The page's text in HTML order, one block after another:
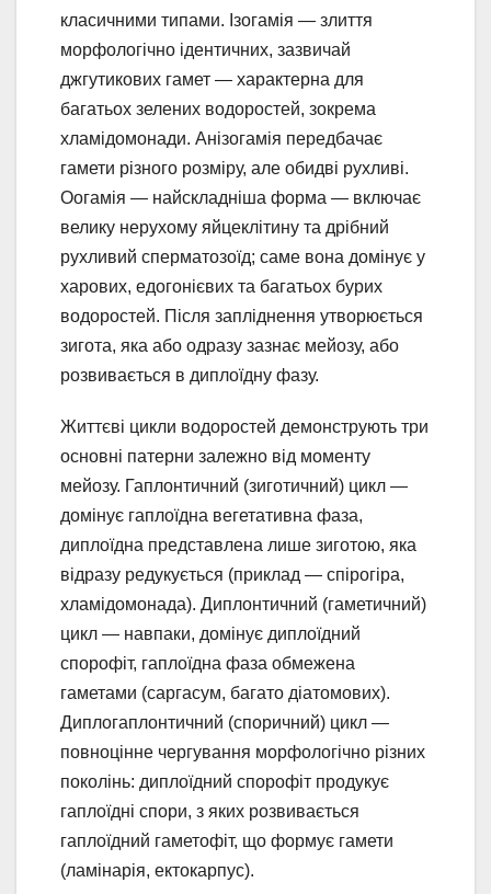
класичними типами. Ізогамія — злиття
морфологічно ідентичних, зазвичай
джгутикових гамет — характерна для
багатьох зелених водоростей, зокрема
хламідомонади. Анізогамія передбачає
гамети різного розміру, але обидві рухливі.
Оогамія — найскладніша форма — включає
велику нерухому яйцеклітину та дрібний
рухливий сперматозоїд; саме вона домінує у
харових, едогонієвих та багатьох бурих
водоростей. Після запліднення утворюється
зигота, яка або одразу зазнає мейозу, або
розвивається в диплоїдну фазу.
Життєві цикли водоростей демонструють три
основні патерни залежно від моменту
мейозу. Гаплонтичний (зиготичний) цикл —
домінує гаплоїдна вегетативна фаза,
диплоїдна представлена лише зиготою, яка
відразу редукується (приклад — спірогіра,
хламідомонада). Диплонтичний (гаметичний)
цикл — навпаки, домінує диплоїдний
спорофіт, гаплоїдна фаза обмежена
гаметами (саргасум, багато діатомових).
Диплогаплонтичний (споричний) цикл —
повноцінне чергування морфологічно різних
поколінь: диплоїдний спорофіт продукує
гаплоїдні спори, з яких розвивається
гаплоїдний гаметофіт, що формує гамети
(ламінарія, ектокарпус).